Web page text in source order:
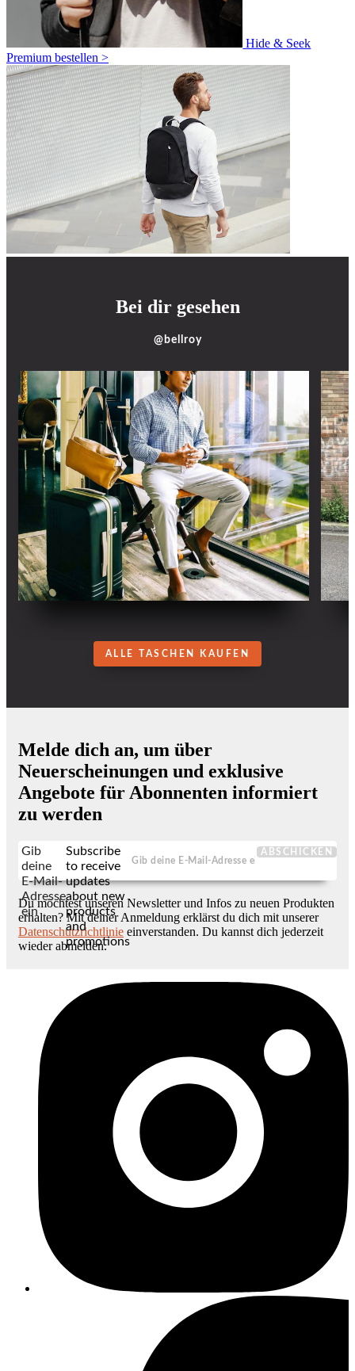
Hide & Seek
Premium bestellen >
Bei dir gesehen
@bellroy
ALLE TASCHEN KAUFEN
Melde dich an, um über
Neuerscheinungen und exklusive
Angebote für Abonnenten informiert
zu werden
Gib
deine
E-Mail-
Adresse
ein
Subscribe
to receive
updates
about new
products
and
promotions
ABSCHICKEN
Du möchtest unseren Newsletter und Infos zu neuen Produkten
erhalten? Mit deiner Anmeldung erklärst du dich mit unserer
Datenschutzrichtlinie einverstanden. Du kannst dich jederzeit
wieder abmelden.